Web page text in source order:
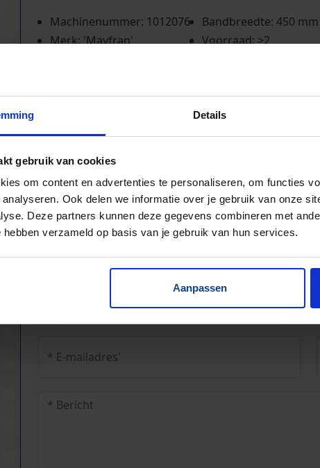
Details
gebruik van cookies
om content en advertenties te personaliseren, om functies
Ook delen we informatie over je gebruik van onze
Deze partners kunnen deze gegevens combineren met
verzameld op basis van je gebruik van hun services.
Aanpassen
Machinenummer: 1012076
Merk: 'Mayfran'
Bandbreedte: 450 mm
Voorraad: >2
horizontaal boven 500 mm. Totale strekkende lengte: ±
mm, opvoerend 2425 mm, horizontaal boven 600 mm.
Totale strekkende lengte: ± 5150 mm. Opvoerhoogte
vloer - hart rol: 1640 mm).